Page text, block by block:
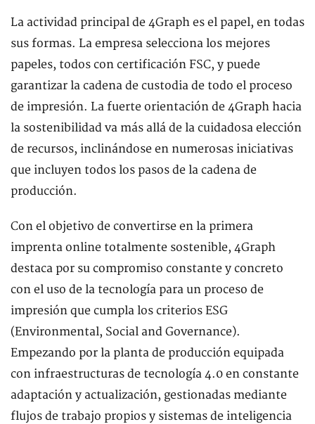
La actividad principal de 4Graph es el papel, en todas
sus formas. La empresa selecciona los mejores
papeles, todos con certificación FSC, y puede
garantizar la cadena de custodia de todo el proceso
de impresión. La fuerte orientación de 4Graph hacia
la sostenibilidad va más allá de la cuidadosa elección
de recursos, inclinándose en numerosas iniciativas
que incluyen todos los pasos de la cadena de
producción.
Con el objetivo de convertirse en la primera
imprenta online totalmente sostenible, 4Graph
destaca por su compromiso constante y concreto
con el uso de la tecnología para un proceso de
impresión que cumpla los criterios ESG
(Environmental, Social and Governance).
Empezando por la planta de producción equipada
con infraestructuras de tecnología 4.0 en constante
adaptación y actualización, gestionadas mediante
flujos de trabajo propios y sistemas de inteligencia